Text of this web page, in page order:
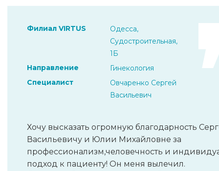
Филиал VIRTUS
Одесса,
Судостроительная,
1Б
Направление
Гинекология
Специалист
Овчаренко Сергей
Васильевич
Хочу высказать огромную благодарность
Васильевичу и Юлии Михайловне за
профессионализм,человечность и
подход к пациенту! Он меня вылечил.